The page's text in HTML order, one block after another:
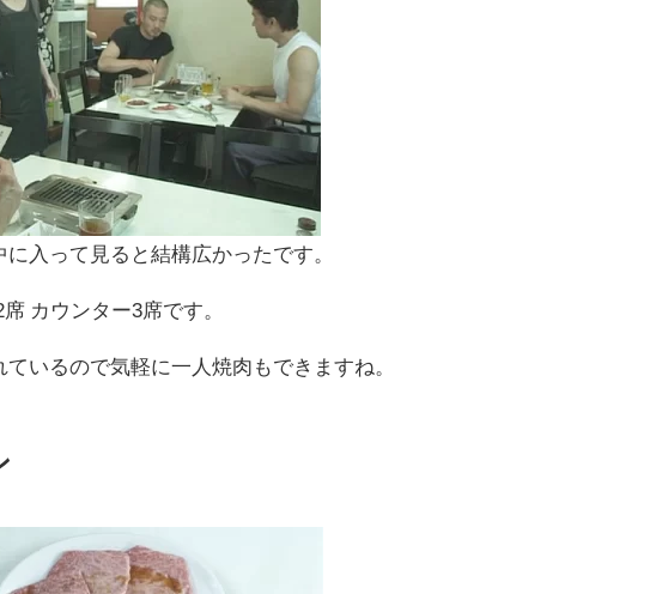
入って見ると結構広かったです。
カウンター3席です。
いるので気軽に一人焼肉もできますね。